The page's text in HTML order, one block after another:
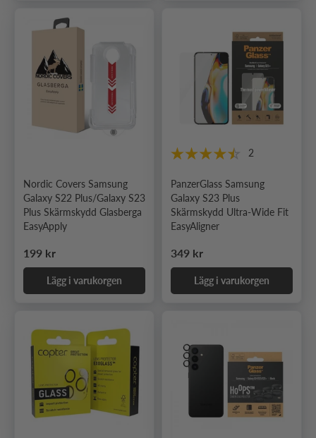
Nordic Covers Samsung
Galaxy S22 Plus/Galaxy S23
Plus Skärmskydd Glasberga
EasyApply
Ordinarie pris
199 kr
Lägg i varukorgen
2
PanzerGlass Samsung
Galaxy S23 Plus
Skärmskydd Ultra-Wide Fit
EasyAligner
Ordinarie pris
349 kr
Lägg i varukorgen